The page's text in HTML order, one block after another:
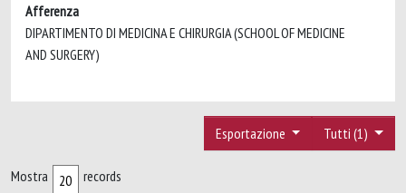
Afferenza
DIPARTIMENTO DI MEDICINA E CHIRURGIA (SCHOOL OF MEDICINE
AND SURGERY)
Tutti (1)
Esportazione
Mostra records